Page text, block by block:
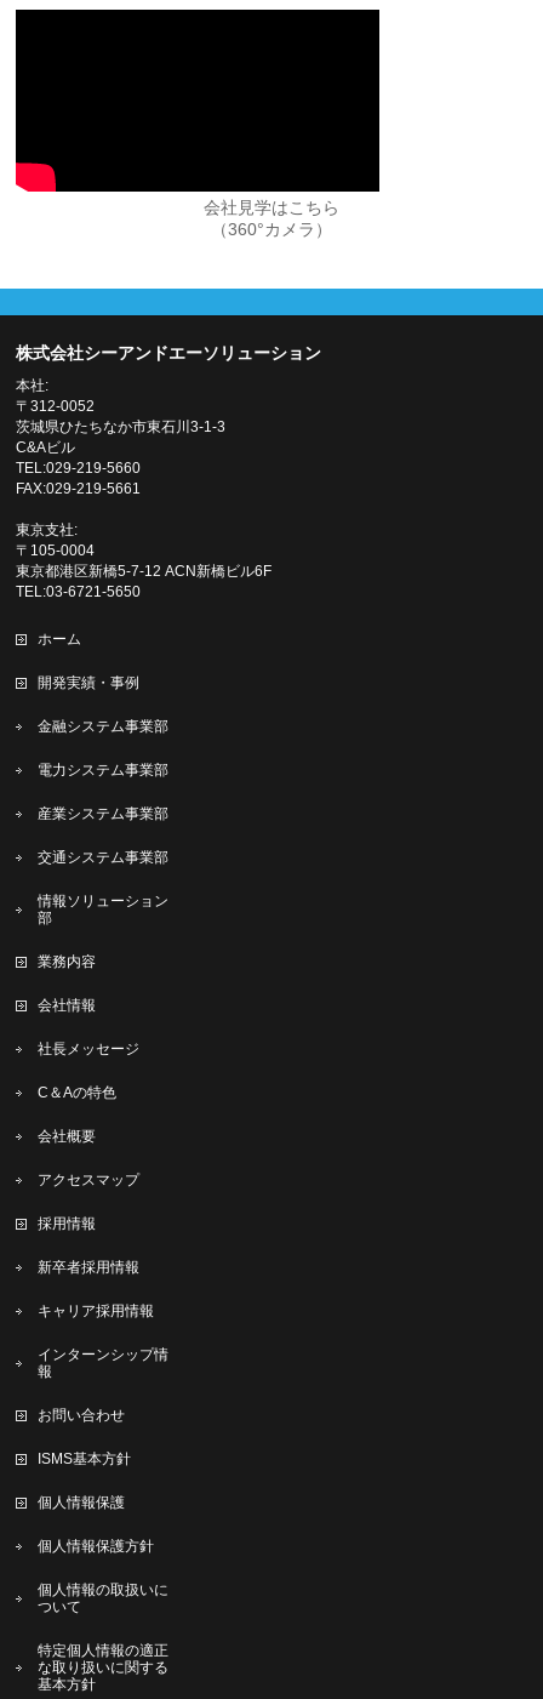
会社見学はこちら
（360°カメラ）
株式会社シーアンドエーソリューション
本社:
〒312-0052
茨城県ひたちなか市東石川3-1-3
C&Aビル
TEL:029-219-5660
FAX:029-219-5661
東京支社:
〒105-0004
東京都港区新橋5-7-12 ACN新橋ビル6F
TEL:03-6721-5650
ホーム
開発実績・事例
金融システム事業部
電力システム事業部
産業システム事業部
交通システム事業部
情報ソリューション
部
業務内容
会社情報
社長メッセージ
C＆Aの特色
会社概要
アクセスマップ
採用情報
新卒者採用情報
キャリア採用情報
インターンシップ情
報
お問い合わせ
ISMS基本方針
個人情報保護
個人情報保護方針
個人情報の取扱いに
ついて
特定個人情報の適正
な取り扱いに関する
基本方針